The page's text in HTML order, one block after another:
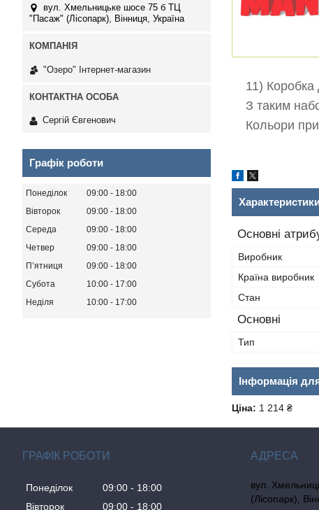
11)
З таким
Кольори
Основні
Виробник
Країна виробник
Стан
Основні
Тип
Інформація
Ціна: 1 214 ₴
вул. Хмельницьке шосе 75 б ТЦ
"Пасаж" (Лісопарк), Вінниця, Україна
"Озеро" Інтернет-магазин
Сергій Євгенович
Графік роботи
Понеділок 09:00
18:00
Вівторок
09:00
18:00
Середа
09:00
18:00
Четвер
09:00
18:00
Пʼятниця
09:00
18:00
Субота
10:00
17:00
Неділя
10:00 17:00
ГРАФІК РОБОТИ
Понеділок 09:00
18:00
Вівторок
09:00 18:00
вул.
(Лісопарк),